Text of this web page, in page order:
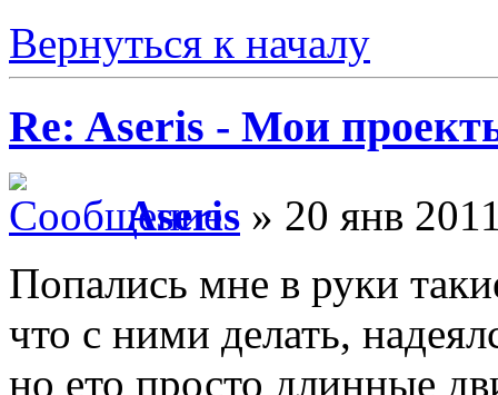
Вернуться к началу
Re: Aseris - Мои
Aseris » 20 янв
Попались мне в руки
что с ними делать,
но ето просто длинные